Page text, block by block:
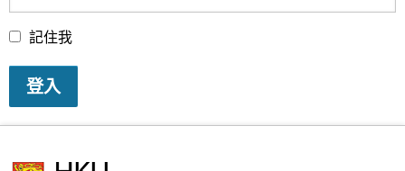
入
如
果
還
有
戶，
點
記住我
登入